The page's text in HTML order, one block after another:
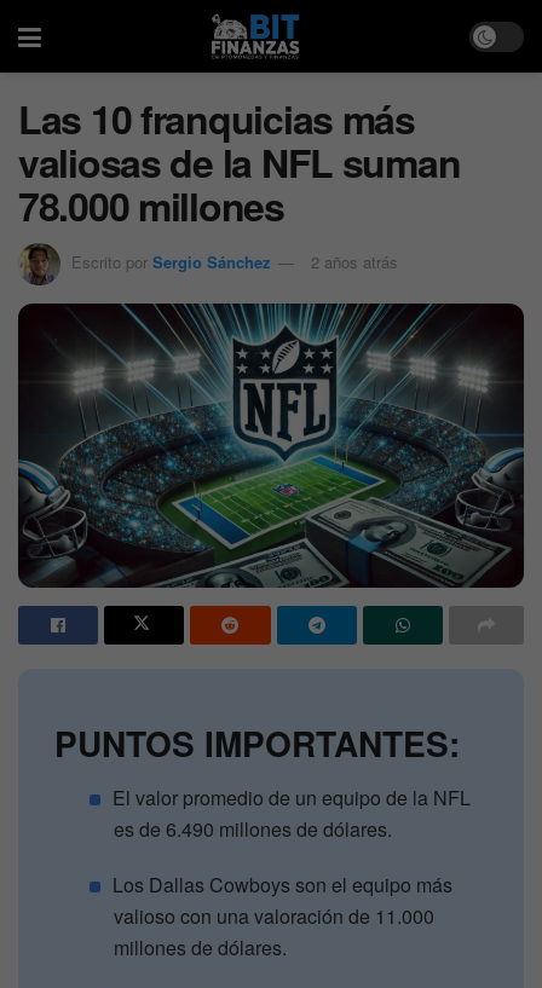
Las 10 franquicias más
valiosas de la NFL suman
78.000 millones
Escrito por Sergio Sánchez 2 años atrás
PUNTOS IMPORTANTES:
El valor promedio de un equipo de la NFL
es de 6.490 millones de dólares.
Los Dallas Cowboys son el equipo más
valioso con una valoración de 11.000
millones de dólares.